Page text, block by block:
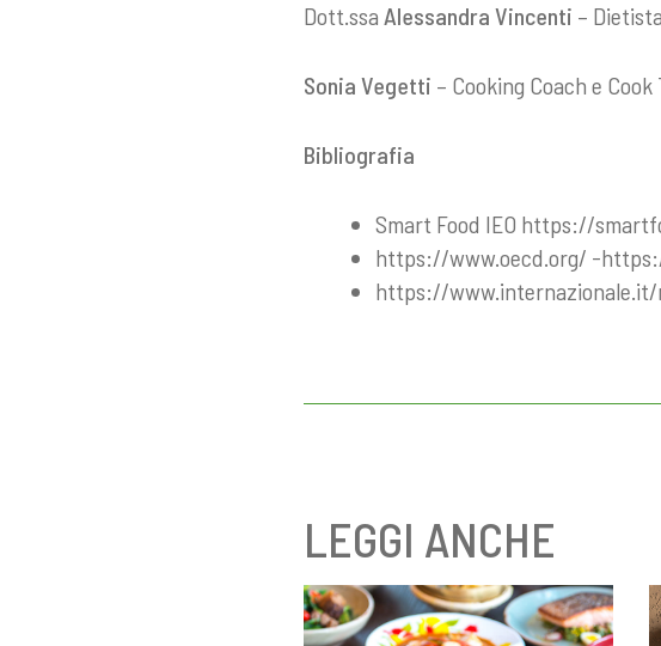
Dott.ssa Alessandra Vincenti –
Sonia Vegetti – Cooking Coach e
Bibliografia
Smart Food IEO https://
https://www.oecd.org/ -
https://
LEGGI ANCHE